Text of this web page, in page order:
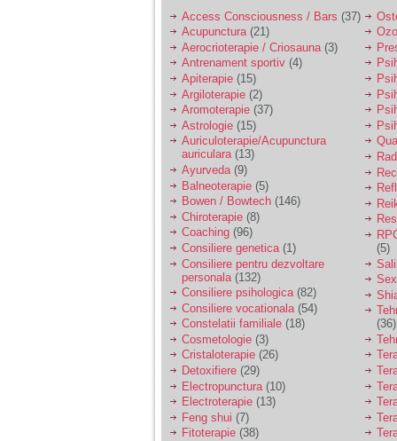
Access Consciousness / Bars (37)
Acupunctura(21)
Aerocrioterapie / Criosauna (3)
Antrenament sportiv (4)
Apiterapie (15)
Argiloterapie (2)
Aromoterapie (37)
Astrologie (15)
Auriculoterapie/Acupunctura
auriculara(13)
Ayurveda (9)
Balneoterapie (5)
Bowen / Bowtech (146)
Chiroterapie (8)
Coaching (96)
Consiliere genetica (1)
Consiliere pentru dezvoltare
personala (132)
Consiliere psihologica(82)
Consiliere vocationala (54)
Constelatii familiale (18)
Cosmetologie (3)
Cristaloterapie (26)
Detoxifiere (29)
Electropunctura (10)
Electroterapie (13)
Feng shui (7)
Fitoterapie (38)
(5)
(36)